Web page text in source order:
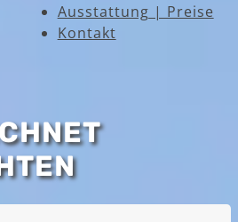
Ausstattung | Preise
Kontakt